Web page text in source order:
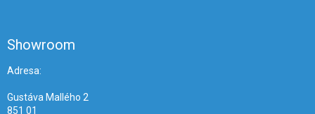
Showroom
Adresa:
Gustáva Mallého 2
851 01